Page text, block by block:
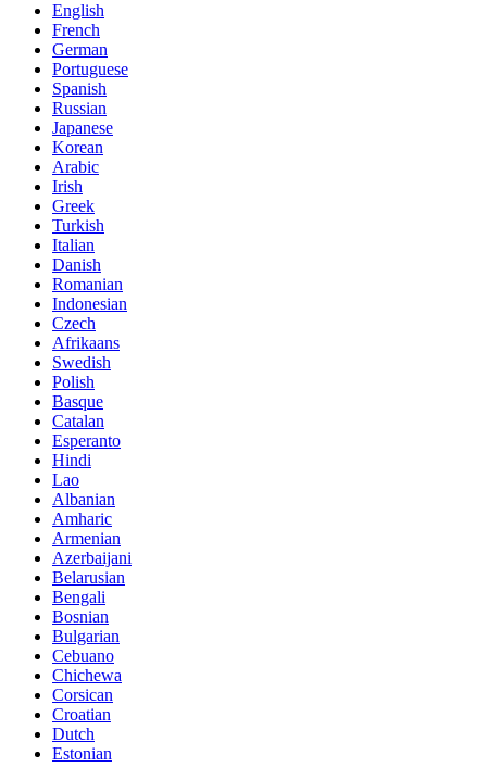
English
French
German
Portuguese
Spanish
Russian
Japanese
Korean
Arabic
Irish
Greek
Turkish
Italian
Danish
Romanian
Indonesian
Czech
Afrikaans
Swedish
Polish
Basque
Catalan
Esperanto
Hindi
Lao
Albanian
Amharic
Armenian
Azerbaijani
Belarusian
Bengali
Bosnian
Bulgarian
Cebuano
Chichewa
Corsican
Croatian
Dutch
Estonian